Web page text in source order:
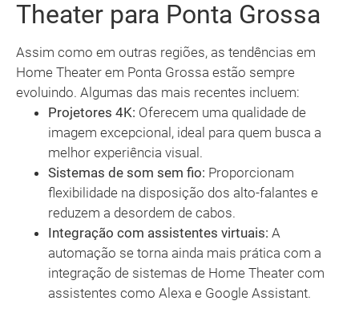
Theater para Ponta Grossa
Assim como em outras regiões, as tendências em
Home Theater em Ponta Grossa estão sempre
evoluindo. Algumas das mais recentes incluem:
Projetores 4K: Oferecem uma qualidade de
imagem excepcional, ideal para quem busca a
melhor experiência visual.
Sistemas de som sem fio: Proporcionam
flexibilidade na disposição dos alto-falantes e
reduzem a desordem de cabos.
Integração com assistentes virtuais: A
automação se torna ainda mais prática com a
integração de sistemas de Home Theater com
assistentes como Alexa e Google Assistant.